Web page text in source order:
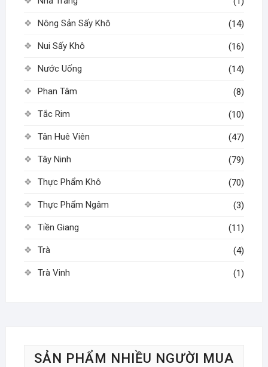
Nông Sản Sấy Khô (14)
Nui Sấy Khô (16)
Nước Uống (14)
Phan Tâm (8)
Tắc Rim (10)
Tân Huê Viên (47)
Tây Ninh (79)
Thực Phẩm Khô (70)
Thực Phẩm Ngâm (3)
Tiền Giang (11)
Trà (4)
Trà Vinh (1)
SẢN PHẨM NHIỀU NGƯỜI MUA